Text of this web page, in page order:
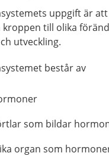
uppgift är
kroppen till olika
utveckling.
består av
som bildar
organ som